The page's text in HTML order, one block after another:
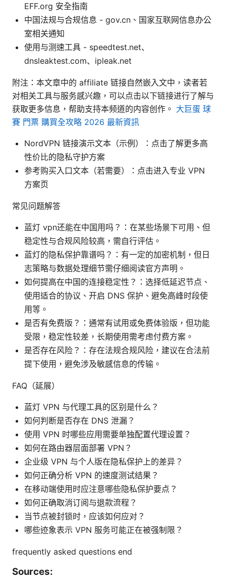
EFF.org 安全指南
中国法规与合规信息 - gov.cn、国家互联网信息办公
室相关通知
使用与测速工具 - speedtest.net、
dnsleaktest.com、ipleak.net
附注：本文章中的 affiliate 链接自然嵌入文中，读者若
对相关工具与服务感兴趣，可以点击以下链接进行了解与
获取更多信息，帮助支持本频道的内容创作。 大巨蛋 球
賽 門票 購買全攻略 2026 最新資訊
NordVPN 链接演示文本（示例）：点击了解更多高
性价比的隐私守护方案
参考购买入口文本（若需要）：点击进入专业 VPN
方案页
常见问题解答
蓝灯 vpn还能在中国用吗？：在某些场景下可用、但
稳定性与合规风险较高，需自行评估。
蓝灯的隐私保护靠谱吗？：有一定的加密机制，但日
志策略与数据处理细节需仔细阅读官方声明。
如何提高在中国的连接稳定性？：选择低延迟节点、
使用适合的协议、开启 DNS 保护、避免高峰时段使
用等。
是否有免费版？：通常有试用或免费体验版，但功能
受限，稳定性较差，长期使用需考虑付费方案。
是否存在风险？：存在法规合规风险，建议在合法前
提下使用，避免涉及敏感信息的传输。
FAQ（延展）
蓝灯 VPN 与代理工具的区别是什么？
如何判断是否存在 DNS 泄漏？
使用 VPN 时哪些应用需要单独配置代理设置？
如何在路由器层面部署 VPN？
企业级 VPN 与个人版在隐私保护上的差异？
如何正确分析 VPN 的速度测试结果？
在移动端使用时应注意哪些隐私保护要点？
如何正确取消订阅与退款流程？
当节点被封锁时，应该如何应对？
哪些迹象表示 VPN 服务可能正在被强制限？
frequently asked questions end
Sources: